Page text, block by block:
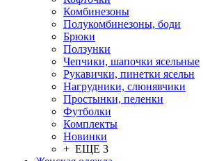
Комбинезоны
Полукомбинезоны, боди
Брюки
Ползунки
Чепчики, шапочки ясельные
Рукавички, пинетки ясельн
Нагрудники, слюнявчики
Простынки, пеленки
Футболки
Комплекты
Новинки
+ ЕЩЕ 3